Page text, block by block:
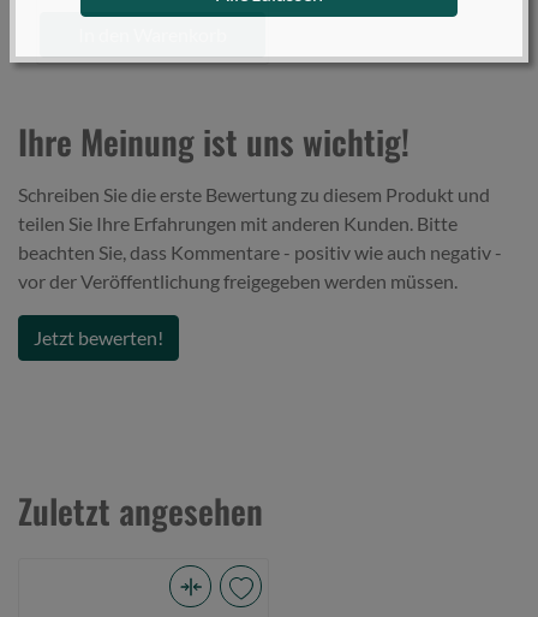
Ihre Meinung ist uns wichtig!
Schreiben Sie die erste Bewertung zu diesem Produkt und
teilen Sie Ihre Erfahrungen mit anderen Kunden. Bitte
beachten Sie, dass Kommentare - positiv wie auch negativ -
vor der Veröffentlichung freigegeben werden müssen.
Jetzt bewerten!
Zuletzt angesehen